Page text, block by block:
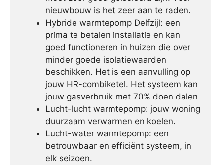
nieuwbouw is het zeer aan te raden.
Hybride warmtepomp Delfzijl: een
prima te betalen installatie en kan
goed functioneren in huizen die over
minder goede isolatiewaarden
beschikken. Het is een aanvulling op
jouw HR-combiketel. Het systeem kan
jouw gasverbruik met 70% doen dalen.
Lucht-lucht warmtepomp: jouw woning
duurzaam verwarmen en koelen.
Lucht-water warmtepomp: een
betrouwbaar en efficiënt systeem, in
elk seizoen.